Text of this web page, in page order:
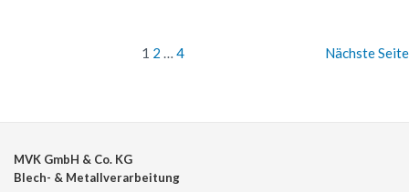
1 2 … 4 Nächste Seite
MVK GmbH & Co. KG
Blech- & Metallverarbeitung